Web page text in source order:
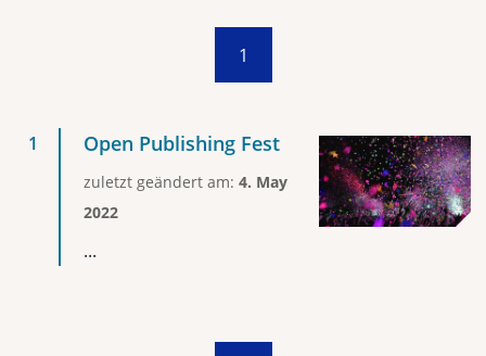
1
Open Publishing Fest
zuletzt geändert am: 4. May
2022
...